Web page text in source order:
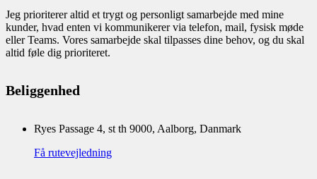
Jeg prioriterer altid et trygt og personligt samarbejde med mine
kunder, hvad enten vi kommunikerer via telefon, mail, fysisk møde
eller Teams. Vores samarbejde skal tilpasses dine behov, og du skal
altid føle dig prioriteret.
Beliggenhed
Ryes Passage 4, st th 9000, Aalborg, Danmark
Få rutevejledning